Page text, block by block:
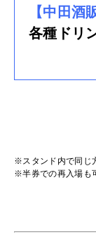
【中田酒
各種ドリ
※スタンド内で同じ
※半券での再入場も